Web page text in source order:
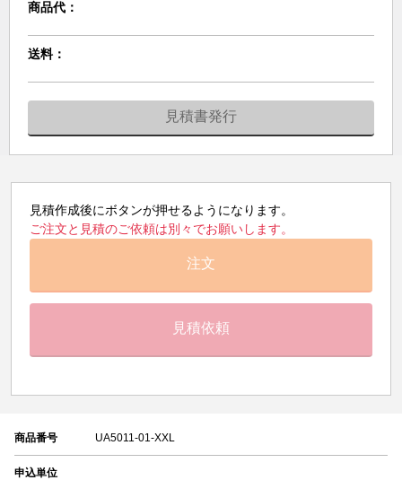
商品代：
送料：
見積書発行
見積作成後にボタンが押せるようになります。
ご注文と見積のご依頼は別々でお願いします。
注文
見積依頼
商品番号 UA5011-01-XXL
申込単位